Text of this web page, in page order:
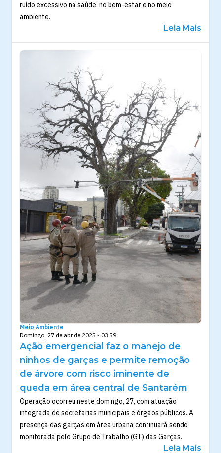
ruído excessivo na saúde, no bem-estar e no meio
ambiente.
Leia Mais
Meio Ambiente
Domingo, 27 de abr de 2025 - 03:59
Ação emergencial faz o manejo de
ninhos de garças e permite remoção
de árvore com risco iminente de
queda em área central de Santarém
Operação ocorreu neste domingo, 27, com atuação
integrada de secretarias municipais e órgãos públicos. A
presença das garças em área urbana continuará sendo
monitorada pelo Grupo de Trabalho (GT) das Garças.
Leia Mais